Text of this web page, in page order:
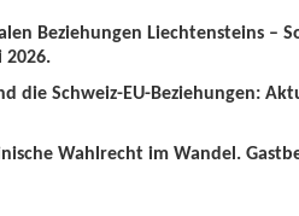
Beziehungen Liechtensteins –
2026.
die Schweiz-EU-Beziehungen:
Wahlrecht im Wandel.